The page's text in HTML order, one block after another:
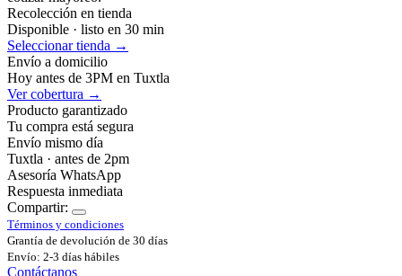
Recolección en tienda
Disponible · listo en 30 min
Seleccionar tienda →
Envío a domicilio
Hoy antes de 3PM en Tuxtla
Ver cobertura →
Producto garantizado
Tu compra está segura
Envío mismo día
Tuxtla · antes de 2pm
Asesoría WhatsApp
Respuesta inmediata
Compartir:
Términos y condiciones
Grantía de devolución de 30 días
Envío: 2-3 días hábiles
Contáctanos